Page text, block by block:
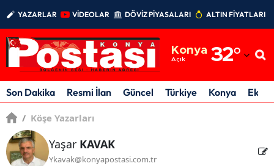
YAZARLAR VİDEOLAR DÖVİZ PİYASALARI ALTIN FİYATLARI
Konya
Açık 32°
Adıyaman
Afyonkarahisar
Son Dakika Resmi İlan Güncel Türkiye Konya
/ Köşe Yazarları
Yaşar KAVAK
Ykavak@konyapostasi.com.tr